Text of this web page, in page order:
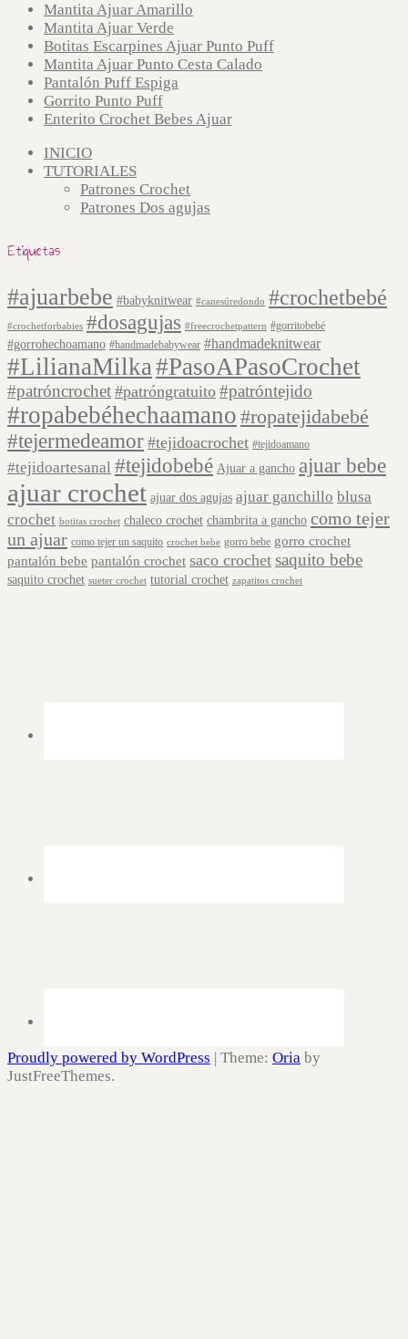
Mantita Ajuar Amarillo
Mantita Ajuar Verde
Botitas Escarpines Ajuar Punto Puff
Mantita Ajuar Punto Cesta Calado
Pantalón Puff Espiga
Gorrito Punto Puff
Enterito Crochet Bebes Ajuar
INICIO
TUTORIALES
Patrones Crochet
Patrones Dos agujas
Etiquetas
#ajuarbebe #babyknitwear #canesúredondo #crochetbebé
#crochetforbabies #dosagujas #freecrochetpattern #gorritobebé
#gorrohechoamano #handmadebabywear #handmadeknitwear
#LilianaMilka#PasoAPasoCrochet
#patróncrochet #patróngratuito #patróntejido
#ropabebéhechaamano #ropatejidabebé
#tejermedeamor #tejidoacrochet #tejidoamano
#tejidoartesanal #tejidobebé Ajuar a gancho ajuar bebe
ajuar crochet ajuar dos agujas ajuar ganchillo blusa
crochet botitas crochet chaleco crochet chambrita a gancho como tejer
un ajuar como tejer un saquito crochet bebe gorro bebe gorro crochet
pantalón bebe pantalón crochet saco crochet saquito bebe
saquito crochet sueter crochet tutorial crochet zapatitos crochet
Proudly powered by WordPress | Theme: Oria by
JustFreeThemes.